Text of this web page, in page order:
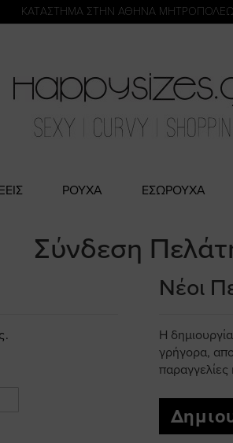
KATΑΣΤΗΜΑ ΣΤΗΝ ΑΘΗΝΑ
ΡΟΥΧΑ ΕΣΩΡΟΥΧΑ
Σύνδεση
Νέοι
Η
γρήγορα,
παραγγελίες